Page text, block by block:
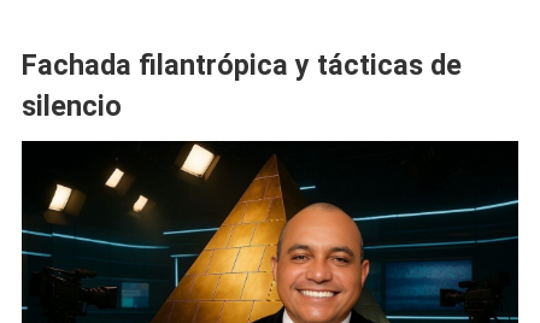
Fachada filantrópica y tácticas de
silencio